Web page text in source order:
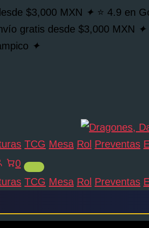
$3,000 MXN ✦ ⭐ 4.9 en
gratis desde $3,000 MXN ✦
✦
TCG Mesa Rol Preventas
0
TCG Mesa Rol Preventas